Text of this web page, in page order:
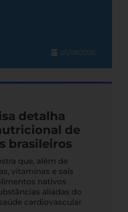
05/08/2026
detalha
de
brasileiros
que, além de
vitaminas e sais
nativos
aliadas do
cardiovascular